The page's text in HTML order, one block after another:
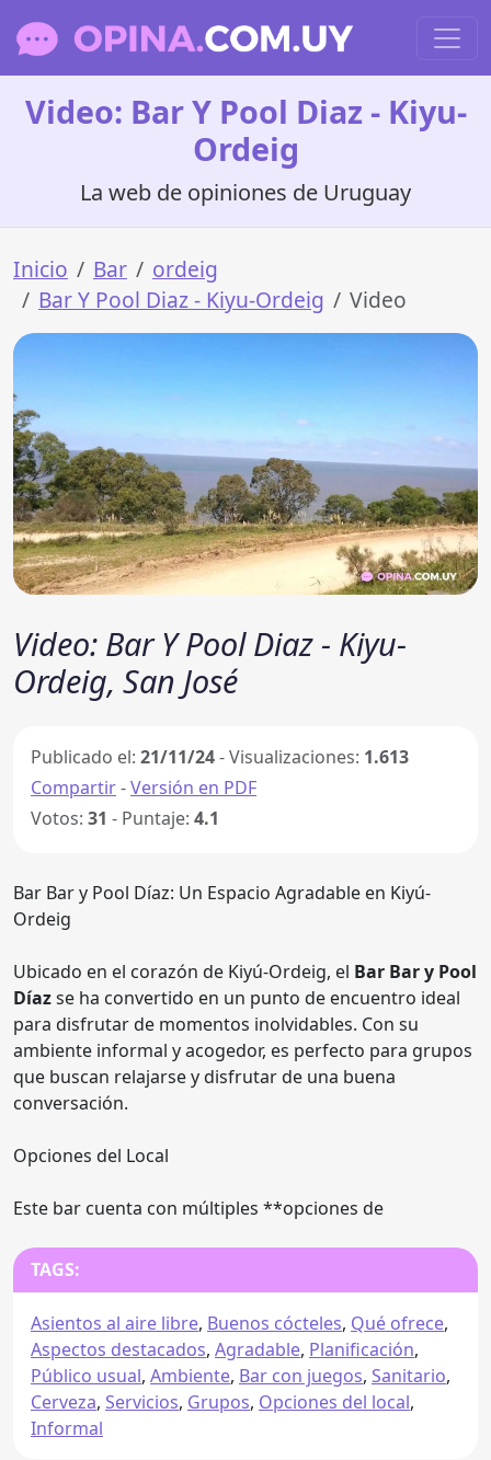
Video: Bar Y Pool Diaz - Kiyu-
Ordeig
La web de opiniones de Uruguay
Inicio Bar
ordeig
Bar Y Pool Diaz - Kiyu-Ordeig
Video
Video: Bar Y Pool Diaz - Kiyu-
Ordeig, San José
Publicado el: 21/11/24- Visualizaciones: 1.613
Compartir-Versión en PDF
Votos: 31 - Puntaje: 4.1
Bar Bar y Pool Díaz: Un Espacio Agradable en Kiyú-
Ordeig
Ubicado en el corazón de Kiyú-Ordeig, el Bar Bar y Pool
Díazse ha convertido en un punto de encuentro ideal
para disfrutar de momentos inolvidables. Con su
ambiente informal y acogedor, es perfecto para grupos
que buscan relajarse y disfrutar de una buena
conversación.
Opciones del Local
Este bar cuenta con múltiples **opciones de
TAGS:
Asientos al aire libre, Buenos cócteles, Qué ofrece,
Aspectos destacados, Agradable, Planificación,
Público usual, Ambiente, Bar con juegos, Sanitario,
Cerveza, Servicios, Grupos, Opciones del local,
Informal